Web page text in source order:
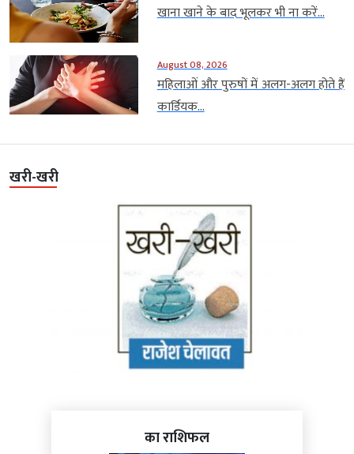
खाना खाने के बाद भूलकर भी ना करें...
August 08, 2026
महिलाओं और पुरुषों में अलग-अलग होते हैं
कार्डियक...
खरी-खरी
का राशिफल